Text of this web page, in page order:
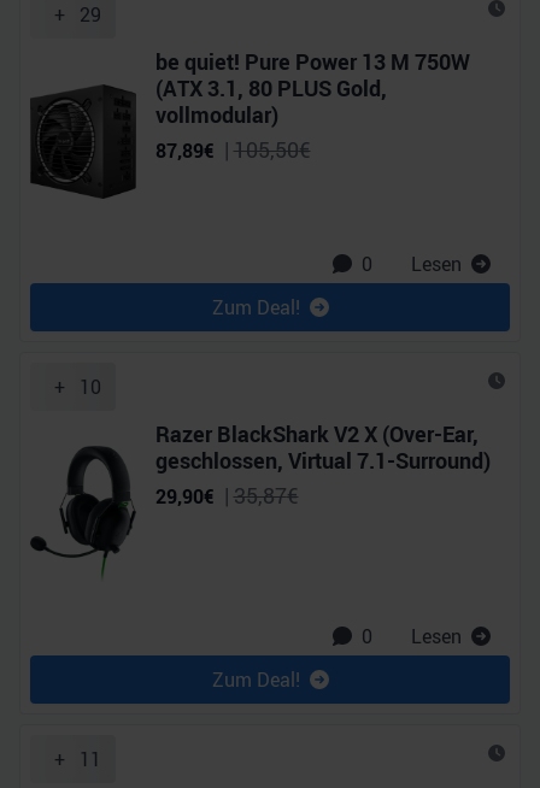
+ 29
be quiet! Pure Power 13 M 750W
(ATX 3.1, 80 PLUS Gold,
vollmodular)
87,89€ | 105,50€
0
Lesen
Zum Deal!
+ 10
Razer BlackShark V2 X (Over-Ear,
geschlossen, Virtual 7.1-Surround)
29,90€ | 35,87€
0
Lesen
Zum Deal!
+ 11